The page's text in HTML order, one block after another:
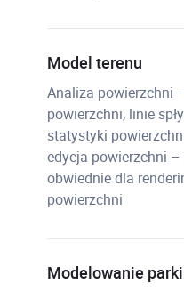
Model terenu
Analiza powierzchni
powierzchni, linie
statystyki
edycja powierzchni
obwiednie dla
powierzchni
Modelowanie